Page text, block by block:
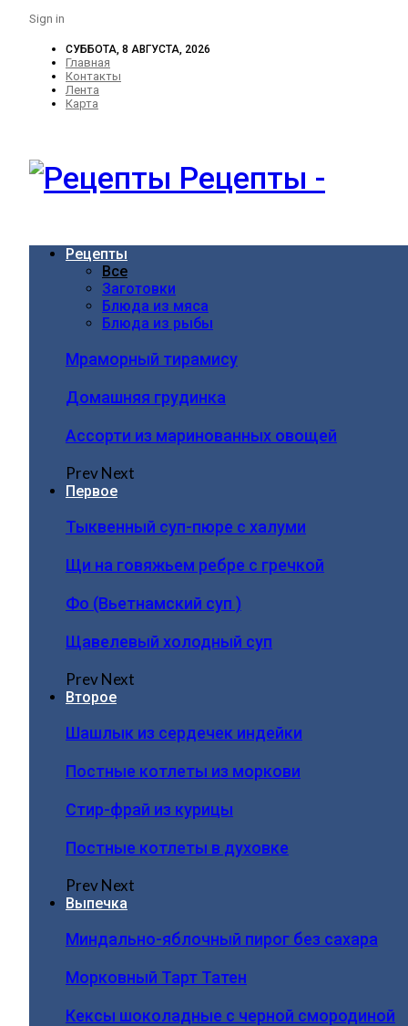
Sign in
СУББОТА, 8 АВГУСТА, 2026
Главная
Контакты
Лента
Карта
Рецепты -
Рецепты
Все
Заготовки
Блюда из мяса
Блюда из рыбы
Мраморный тирамису
Домашняя грудинка
Ассорти из маринованных овощей
PrevNext
Первое
Тыквенный суп-пюре с халуми
Щи на говяжьем ребре с гречкой
Фо (Вьетнамский суп )
Щавелевый холодный суп
PrevNext
Второе
Шашлык из сердечек индейки
Постные котлеты из моркови
Стир-фрай из курицы
Постные котлеты в духовке
PrevNext
Выпечка
Миндально-яблочный пирог без сахара
Морковный Тарт Татен
Кексы шоколадные с черной смородиной